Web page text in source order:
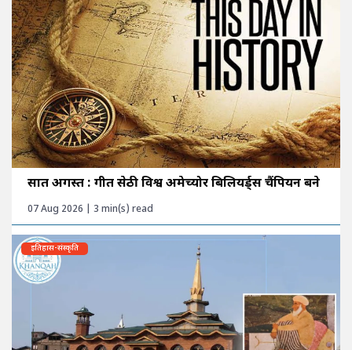
सात अगस्त : गीत सेठी विश्व अमेच्योर बिलियर्ड्स चैंपियन बने
07 Aug 2026 | 3 min(s) read
इतिहास-संस्कृति